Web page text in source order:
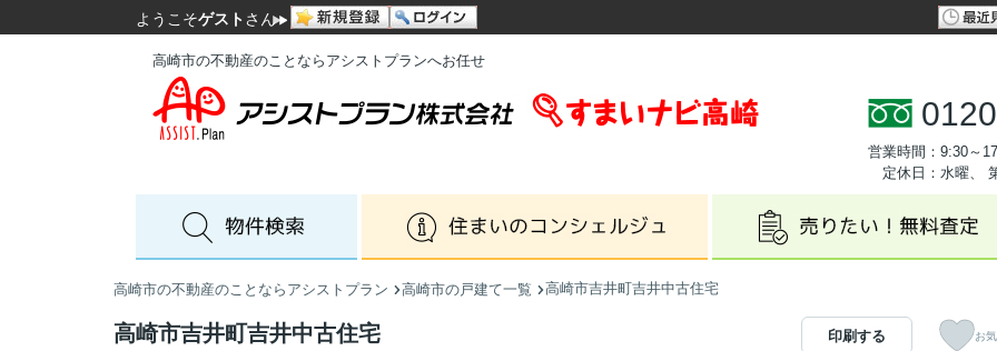
ようこそゲスト さん
高崎市の不動産のことならアシストプランへお任せ
営業時間：9:30～
定休日：水曜、
高崎市の不動産のことならアシストプラン 高崎市の戸建て一覧 高崎市吉井町吉井中古住宅
高崎市吉井町吉井中古住宅 印刷する お